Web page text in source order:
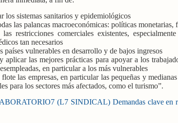
los sistemas sanitarios y epidemiológicos
las palancas macroeconómicas: políticas monetarias,
las restricciones comerciales existentes,
tan necesarios
países vulnerables en desarrollo y de bajos ingresos
aplicar las mejores prácticas para apoyar a los
en particular a los más vulnerables
las empresas, en particular las pequeñas y
para los sectores más afectados, como el turismo”.
(L7 SINDICAL) Demandas clave en